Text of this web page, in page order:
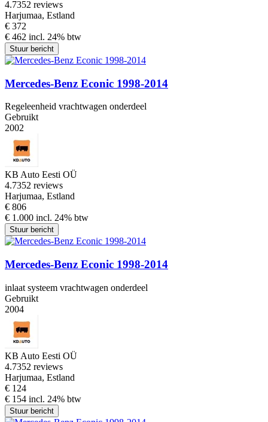
4.7352 reviews
Harjumaa, Estland
€ 372
€ 462 incl. 24% btw
Stuur bericht
Mercedes-Benz Econic 1998-2014
Regeleenheid vrachtwagen onderdeel
Gebruikt
2002
KB Auto Eesti OÜ
4.7352 reviews
Harjumaa, Estland
€ 806
€ 1.000 incl. 24% btw
Stuur bericht
Mercedes-Benz Econic 1998-2014
inlaat systeem vrachtwagen onderdeel
Gebruikt
2004
KB Auto Eesti OÜ
4.7352 reviews
Harjumaa, Estland
€ 124
€ 154 incl. 24% btw
Stuur bericht